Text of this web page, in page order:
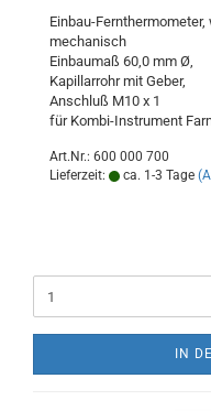
Einbau-
mechanisch
Einbaumaß 60,0 mm Ø,
Kapillarrohr mit Geber,
Anschluß M10 x 1
für Kombi-Instrument
Art.Nr.: 600 000 700
Lieferzeit:
ca. 1-3 Tage
IN